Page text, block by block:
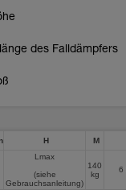
des Falldämpfers
H M
Lmax
(siehe
Gebrauchsanleitung)
140
kg
6